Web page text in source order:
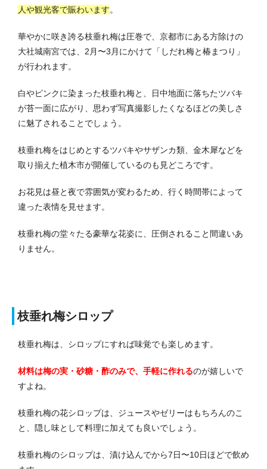
人や観光客で賑わいます。
華やかに咲き誇る枝垂れ梅は圧巻で、京都市にある方除けの
大社城南宮では、2月〜3月にかけて「しだれ梅と椿まつり」
が行われます。
白やピンクに染まった枝垂れ梅と、日中地面に落ちたツバキ
が苔一面に広がり、思わず写真撮影したくなるほどの美しさ
に魅了されることでしょう。
枝垂れ梅をはじめとするツバキやサザンカ類、金木犀などを
取り揃えた植木市が開催しているのも見どころです。
お花見は昼と夜で雰囲気が変わるため、行く時間帯によって
違った表情を見せます。
枝垂れ梅の堂々たる豪華な花姿に、圧倒されること間違いあ
りません。
枝垂れ梅シロップ
枝垂れ梅は、シロップにすれば味覚でも楽しめます。
材料は梅の実・砂糖・酢のみで、手軽に作れるのが嬉しいで
すよね。
枝垂れ梅の花シロップは、ジュースやゼリーはもちろんのこ
と、隠し味として料理に加えても良いでしょう。
枝垂れ梅のシロップは、漬け込んでから7日〜10日ほどで飲め